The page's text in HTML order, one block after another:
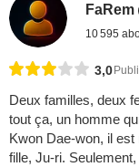
FaRem
10 595
3,0
Deux familles, deux
tout ça, un homme
Kwon Dae-won, il
fille, Ju-ri.